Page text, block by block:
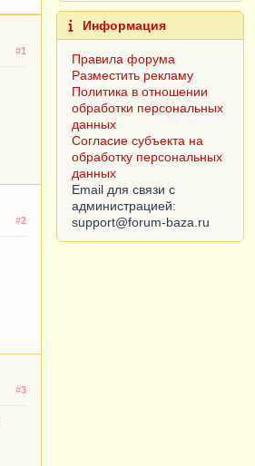
#1
#2
#3
Правила форума
Разместить рекламу
Политика в отношении
обработки персональных
данных
Согласие субъекта на
обработку персональных
данных
Email для связи с
администрацией: